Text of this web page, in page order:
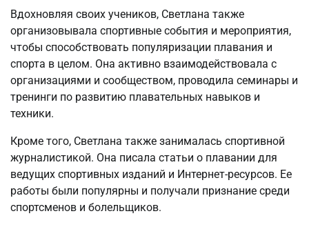
Вдохновляя своих учеников, Светлана также
организовывала спортивные события и мероприятия,
чтобы способствовать популяризации плавания и
спорта в целом. Она активно взаимодействовала с
организациями и сообществом, проводила семинары и
тренинги по развитию плавательных навыков и
техники.
Кроме того, Светлана также занималась спортивной
журналистикой. Она писала статьи о плавании для
ведущих спортивных изданий и Интернет-ресурсов. Ее
работы были популярны и получали признание среди
спортсменов и болельщиков.